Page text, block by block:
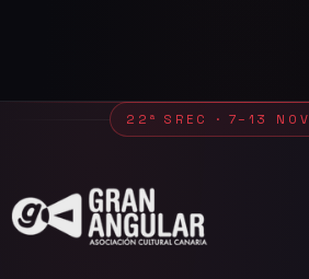
22ª SREC · 7–13